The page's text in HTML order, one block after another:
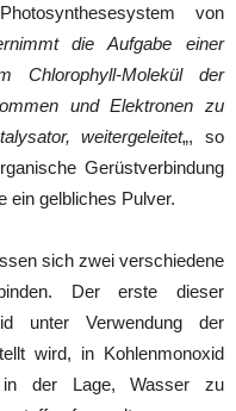
von
die Aufgabe einer
Chlorophyll-Molekül der
und Elektronen zu
weitergeleitet„, so
Gerüstverbindung
ein gelbliches Pulver.
sich zwei verschiedene
Der erste dieser
unter Verwendung der
wird, in Kohlenmonoxid
der Lage, Wasser zu